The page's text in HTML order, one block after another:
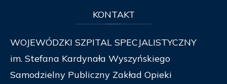
KONTAKT
WOJEWÓDZKI SZPITAL SPECJALISTYCZNY
im. Stefana Kardynała Wyszyńskiego
Samodzielny Publiczny Zakład Opieki